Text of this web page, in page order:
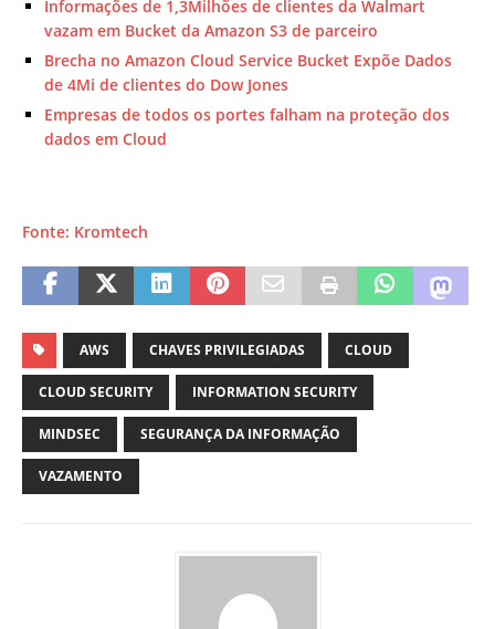
Informações de 1,3Milhões de clientes da Walmart
vazam em Bucket da Amazon S3 de parceiro
Brecha no Amazon Cloud Service Bucket Expõe Dados
de 4Mi de clientes do Dow Jones
Empresas de todos os portes falham na proteção dos
dados em Cloud
Fonte: Kromtech
AWS CHAVES PRIVILEGIADAS CLOUD
CLOUD SECURITY INFORMATION SECURITY
MINDSEC SEGURANÇA DA INFORMAÇÃO
VAZAMENTO